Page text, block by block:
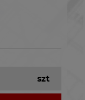
szt